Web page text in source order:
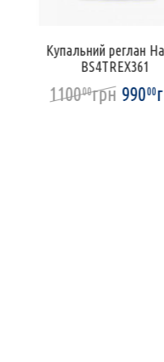
Купальний реглан
BS4TREX361
110000грн 99000